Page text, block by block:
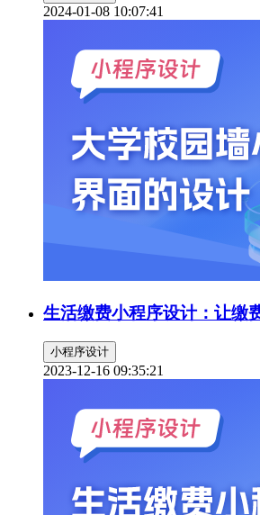
2024-01-08 10:07:41
生活缴费小程序设计：让缴
小程序设计
2023-12-16 09:35:21